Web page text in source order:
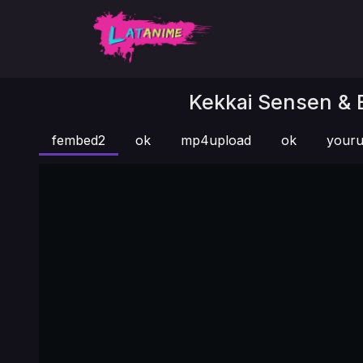
Kekkai Sensen &
fembed2 ok mp4upload ok